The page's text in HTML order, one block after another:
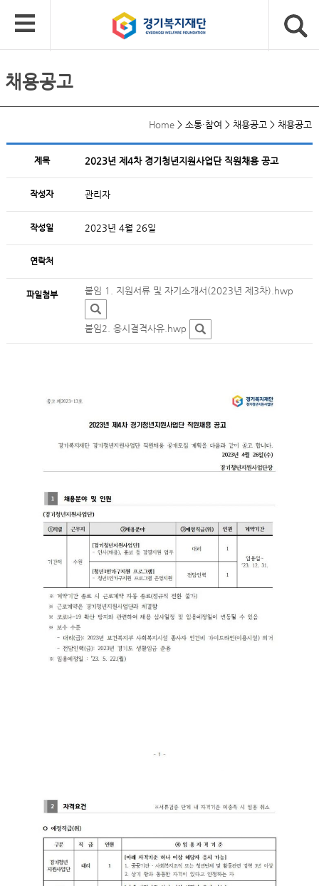
채용공고
Home > 소통·참여 > 채용공고 > 채용공고
제목 2023년 제4차 경기청년지원사업단 직원채용 공고
작성자 관리자
작성일 2023년 4월 26일
연락처
파일첨부 붙임 1. 지원서류 및 자기소개서(2023년 제3차).hwp
붙임2. 응시결격사유.hwp